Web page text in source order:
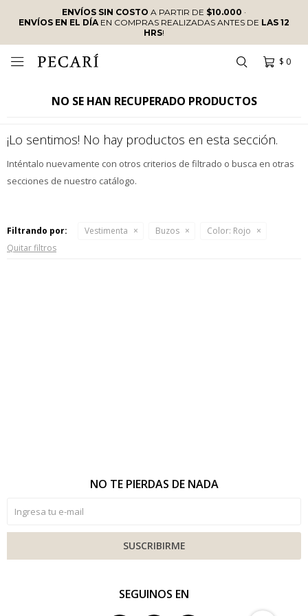
ENVÍOS SIN COSTO A PARTIR DE $10.000 ·
ENVÍOS EN EL DÍAEN COMPRAS REALIZADAS ANTES DE LAS 12
HRS!
$ 0

NO SE HAN RECUPERADO PRODUCTOS
¡Lo sentimos! No hay productos en esta sección.
Inténtalo nuevamente con otros criterios de filtrado o busca en otras
secciones de nuestro catálogo.
Filtrando por: Vestimenta Buzos Color: Rojo
Quitar filtros
SEGUINOS EN
NO TE PIERDAS DE NADA
SUSCRIBIRME